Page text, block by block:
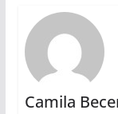
Camila